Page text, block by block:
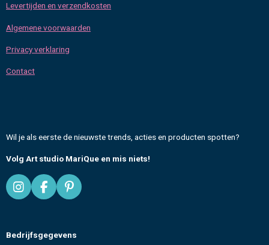
Levertijden en verzendkosten
Algemene voorwaarden
Privacy verklaring
Contact
Wil je als eerste de nieuwste trends, acties en producten spotten?
Volg Art studio MariQue en mis niets!
I
n
a
F
a
b
P
i
e
Bedrijfsgegevens